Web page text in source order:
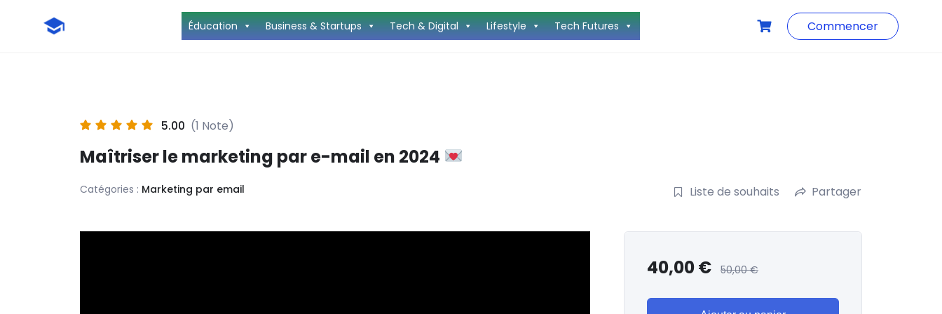
Éducation Business & Startups Tech & Digital Lifestyle Tech Futures Commencer
5.00 (1 Note)
Maîtriser le marketing par e-mail en 2024
Catégories : Marketing par email Liste de souhaits Partager
40,00€ 50,00€